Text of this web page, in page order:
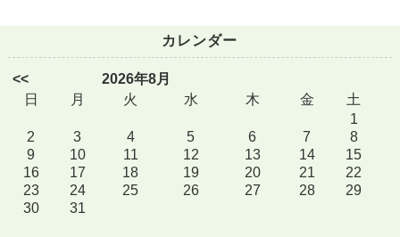
カレンダー
<<
2026年8月
日
月 火 水 木 金
土
1
2
3 4 5 6 7
8
9
10 11 12 13 14
15
16
17 18 19 20 21
22
23
24 25 26 27 28
29
30
31